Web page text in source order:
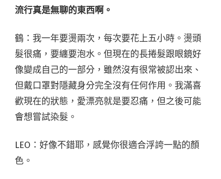
流行真是無聊的東西啊。
鶴：我一年要燙兩次，每次要花上五小時。燙頭
髮很痛，要纏要泡水。但現在的長捲髮跟眼鏡好
像變成自己的一部分，雖然沒有很常被認出來、
但戴口罩對隱藏身分完全沒有任何作用。我滿喜
歡現在的狀態，愛漂亮就是要忍痛，但之後可能
會想嘗試染髮。
LEO：好像不錯耶，感覺你很適合浮誇一點的顏
色。